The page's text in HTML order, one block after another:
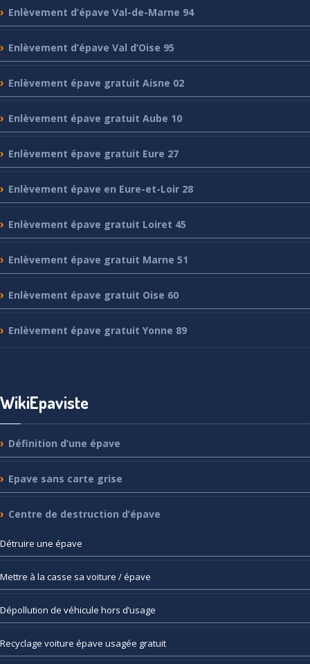
Enlèvement d’épave Val-de-Marne 94
Enlèvement d’épave Val d’Oise 95
Enlèvement épave gratuit Aisne 02
Enlèvement épave gratuit Aube 10
Enlèvement épave gratuit Eure 27
Enlèvement épave en Eure-et-Loir 28
Enlèvement épave gratuit Loiret 45
Enlèvement épave gratuit Marne 51
Enlèvement épave gratuit Oise 60
Enlèvement épave gratuit Yonne 89
WikiEpaviste
Définition d’une épave
Epave sans carte grise
Centre de destruction d’épave
Détruire une épave
Mettre à la casse sa voiture / épave
Dépollution de véhicule hors d’usage
Recyclage voiture épave usagée gratuit